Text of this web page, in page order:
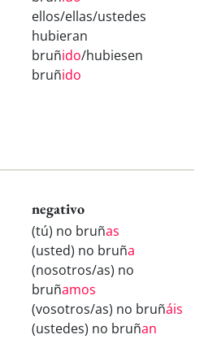
ellos/ellas/ustedes
hubieran
bruñido/hubiesen
bruñido
negativo
(tú) no bruñas
(usted) no bruña
(nosotros/as) no
bruñamos
(vosotros/as) no bruñáis
(ustedes) no bruñan